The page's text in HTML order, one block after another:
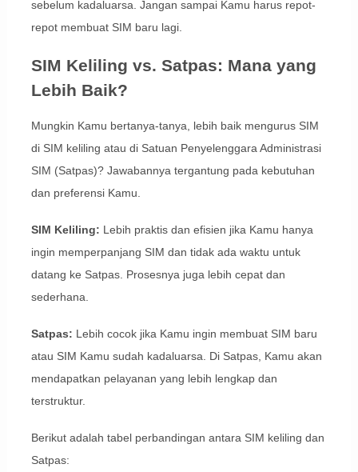
sebelum kadaluarsa. Jangan sampai Kamu harus repot-
repot membuat SIM baru lagi.
SIM Keliling vs. Satpas: Mana yang
Lebih Baik?
Mungkin Kamu bertanya-tanya, lebih baik mengurus SIM
di SIM keliling atau di Satuan Penyelenggara Administrasi
SIM (Satpas)? Jawabannya tergantung pada kebutuhan
dan preferensi Kamu.
SIM Keliling: Lebih praktis dan efisien jika Kamu hanya
ingin memperpanjang SIM dan tidak ada waktu untuk
datang ke Satpas. Prosesnya juga lebih cepat dan
sederhana.
Satpas: Lebih cocok jika Kamu ingin membuat SIM baru
atau SIM Kamu sudah kadaluarsa. Di Satpas, Kamu akan
mendapatkan pelayanan yang lebih lengkap dan
terstruktur.
Berikut adalah tabel perbandingan antara SIM keliling dan
Satpas: